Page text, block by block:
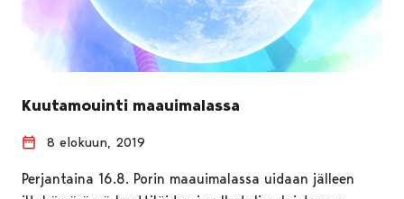
Kuutamouinti maauimalassa
8 elokuun, 2019
Perjantaina 16.8. Porin maauimalassa uidaan jälleen